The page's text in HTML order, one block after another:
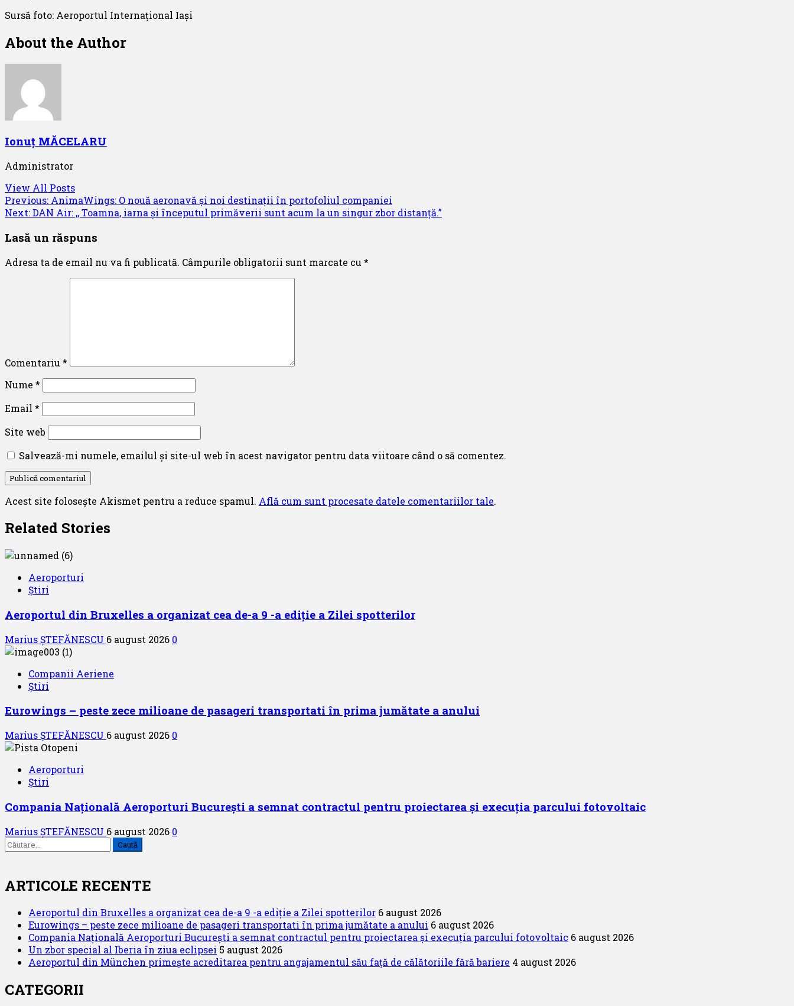
Sursă foto: Aeroportul Internațional Iași
About the Author
Ionuț MĂCELARU
Administrator
View All Posts
Post
navigation
Previous: AnimaWings: O nouă aeronavă și noi destinații în portofoliul companiei
Next:DAN Air: ,, Toamna, iarna și începutul primăverii sunt acum la un singur zbor distanță.”
Lasă un răspuns
Adresa ta de email nu va fi publicată. Câmpurile obligatorii sunt marcate cu *
Comentariu *
Nume *
Email *
Site web
Salvează-mi numele, emailul și site-ul web în acest navigator pentru data viitoare când o să comentez.
Acest site folosește Akismet pentru a reduce spamul. Află cum sunt procesate datele comentariilor tale.
Related Stories
Aeroporturi
Știri
Aeroportul din Bruxelles a organizat cea de-a 9 -a ediție a Zilei spotterilor
Marius ȘTEFĂNESCU 6 august 2026 0
Companii Aeriene
Știri
Eurowings – peste zece milioane de pasageri transportati în prima jumătate a anului
Marius ȘTEFĂNESCU 6 august 2026 0
Aeroporturi
Știri
Compania Națională Aeroporturi București a semnat contractul pentru proiectarea și execuția parcului fotovoltaic
Marius ȘTEFĂNESCU 6 august 2026 0
Caută
după:
ARTICOLE RECENTE
Aeroportul din Bruxelles a organizat cea de-a 9 -a ediție a Zilei spotterilor 6 august 2026
Eurowings – peste zece milioane de pasageri transportati în prima jumătate a anului 6 august 2026
Compania Națională Aeroporturi București a semnat contractul pentru proiectarea și execuția parcului fotovoltaic 6 august 2026
Un zbor special al Iberia în ziua eclipsei 5 august 2026
Aeroportul din München primește acreditarea pentru angajamentul său față de călătoriile fără bariere 4 august 2026
CATEGORII